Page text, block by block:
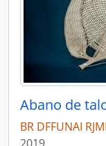
Abano de
BR DFFUNAI